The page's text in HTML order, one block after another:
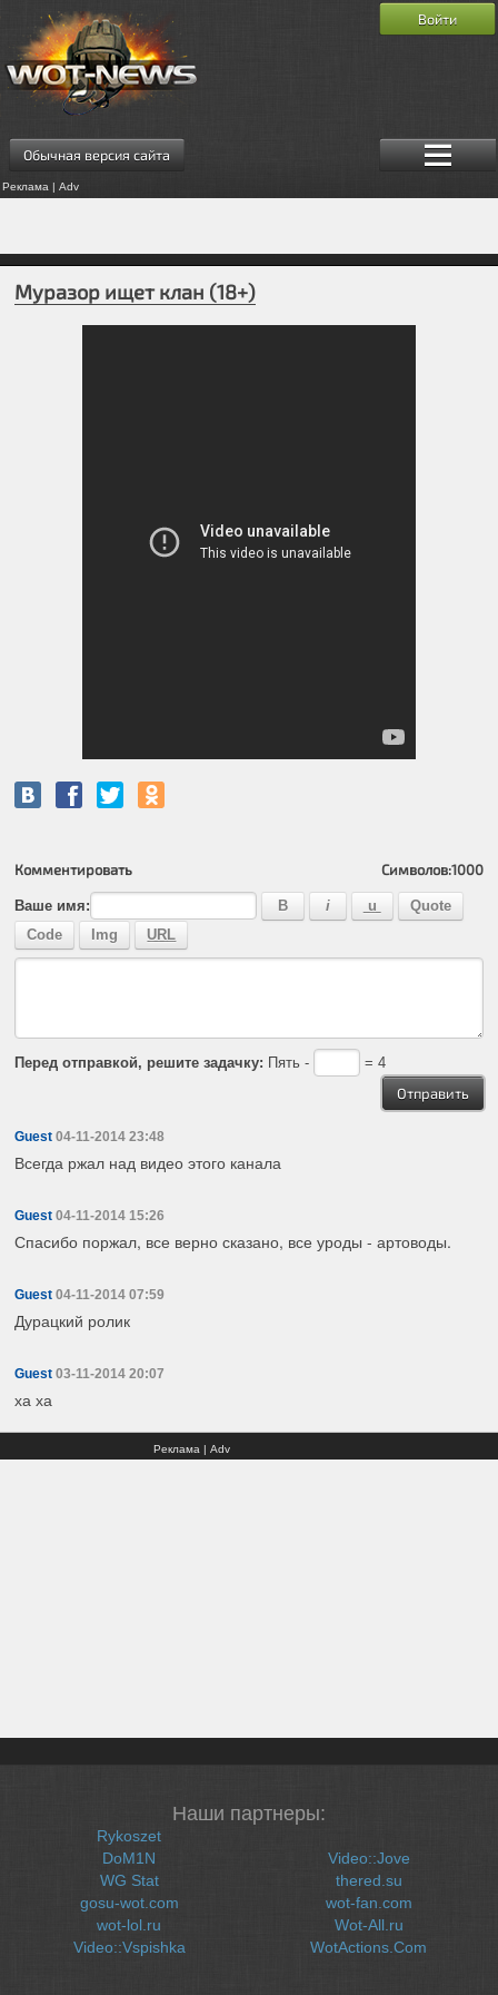
Обычная версия сайта
Реклама | Adv
Войти
Муразор ищет клан (18+)
Комментировать Символов:1000
Ваше имя:
Перед отправкой, решите задачку: Пять - = 4
Guest 04-11-2014 23:48
Всегда ржал над видео этого канала
Guest 04-11-2014 15:26
Спасибо поржал, все верно сказано, все уроды - артоводы.
Guest 04-11-2014 07:59
Дурацкий ролик
Guest 03-11-2014 20:07
ха ха
Реклама | Adv
Наши партнеры:
Rykoszet
DoM1N
WG Stat
gosu-wot.com
wot-lol.ru
Video::Vspishka
Video::Jove
thered.su
wot-fan.com
Wot-All.ru
WotActions.Com